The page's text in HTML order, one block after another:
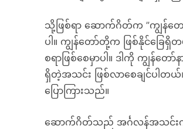
သို့ဖြစ်ရာ ဆောက်ဂိတ်က ”ကျွန်တ
ပါ။ ကျွန်တော်တို့က ဖြစ်နိုင်ခြေ
စရာဖြစ်စေမှာပါ။ ဒါကို ကျွန်တ
ရှိတဲ့အသင်း ဖြစ်လာစေချင်ပါ
ပြောကြားသည်။
ဆောက်ဂိတ်သည် အင်္ဂလန်အသင်းကို